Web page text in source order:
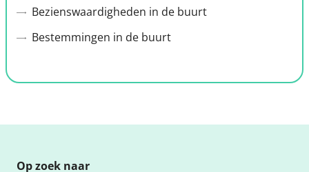
Bezienswaardigheden in de buurt
Bestemmingen in de buurt
Op zoek naar